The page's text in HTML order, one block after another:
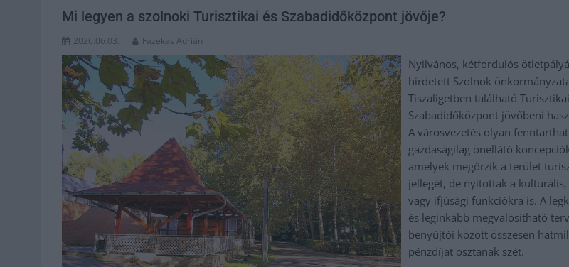
Mi legyen a szolnoki Turisztikai és Szabadidőközpont jövője?
2026.06.03. Fazekas Adrián
Nyilvános, kétfordulós
hirdetett Szolnok
Tiszaligetben található
Szabadidőközpont jövőbeni
A városvezetés olyan
gazdaságilag önellátó
amelyek megőrzik a terület
jellegét, de nyitottak a kulturális,
vagy ifjúsági funkciókra is. A
és leginkább megvalósítható
benyújtói között összesen
pénzdíjat osztanak szét.